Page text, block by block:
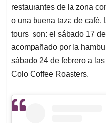
restaurantes de la zona
o una buena taza de café.
tours son: el sábado 17
acompañado por la
sábado 24 de febrero a
Colo Coffee Roasters.